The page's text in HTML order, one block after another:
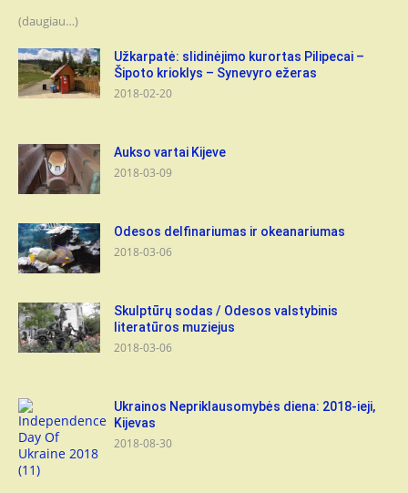
(daugiau…)
Užkarpatė: slidinėjimo kurortas Pilipecai –
Šipoto krioklys – Synevyro ežeras
2018-02-20
Aukso vartai Kijeve
2018-03-09
Odesos delfinariumas ir okeanariumas
2018-03-06
Skulptūrų sodas / Odesos valstybinis
literatūros muziejus
2018-03-06
Ukrainos Nepriklausomybės diena: 2018-ieji,
Kijevas
2018-08-30